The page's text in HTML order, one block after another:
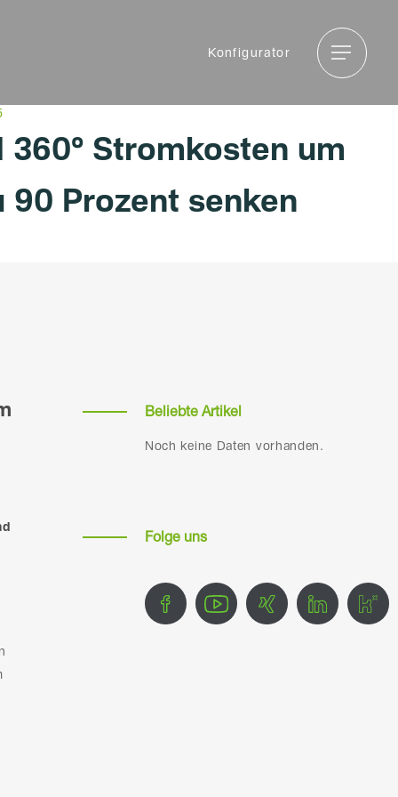
Konfigurator Menu
360° Stromkosten um
90 Prozent senken
Beliebte Artikel
Noch keine Daten vorhanden.
Folge uns